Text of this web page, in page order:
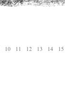
10 11 12 13 14 15